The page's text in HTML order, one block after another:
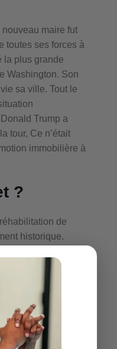
maire fut
toutes ses forces à
la plus grande
Washington. Son
sa ville. Tout le
Trump a
tour, Ce n’était
immobilière à
?
de
historique.
le maire et les
du maire. Il a
d’euros
de
portée
fut un grand
et c’est sur ce